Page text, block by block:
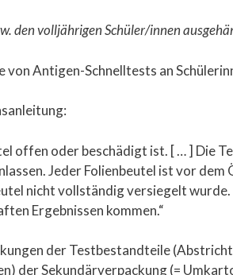
den volljährigen Schüler/innen ausgehä
Antigen-Schnelltests an
offen oder beschädigt ist. [ … ] Die
Jeder Folienbeutel ist vor
nicht vollständig versiegelt
Ergebnissen kommen.“
der Testbestandteile
der Sekundärverpackung (=